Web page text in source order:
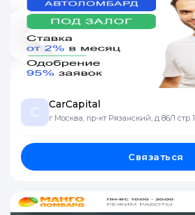
C
CarCapital
г Москва, пр-кт Рязанский, д 86/1 стр 1
Связаться